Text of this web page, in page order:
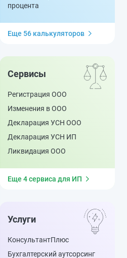
процента
Еще 56 калькуляторов
Сервисы
Регистрация ООО
Изменения в ООО
Декларация УСН ООО
Декларация УСН ИП
Ликвидация ООО
Еще 4 сервиса для ИП
Услуги
КонсультантПлюс
Бухгалтерский аутсорсинг